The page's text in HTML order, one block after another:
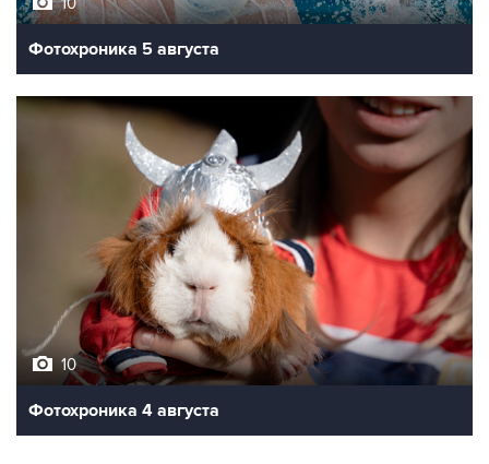
Фотохроника 5 августа
10
Фотохроника 4 августа